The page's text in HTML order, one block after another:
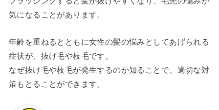
気になることがあります。
年齢を重ねるとともに女性の髪の悩みとしてあげられる
症状が、抜け毛や枝毛です。
なぜ抜け毛や枝毛が発生するのか知ることで、適切な対
策もとることができます。